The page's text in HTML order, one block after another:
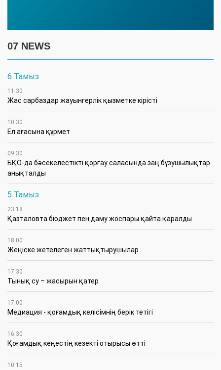
07 NEWS
6 Тамыз
11:30
Жас сарбаздар жауынгерлік қызметке кірісті
10:30
Ел ағасына құрмет
09:30
БҚО-да бәсекелестікті қорғау саласында заң бұзушылықтар
анықталды
5 Тамыз
23:18
Қазталовта бюджет пен даму жоспары қайта қаралды
18:00
Жеңіске жетелеген жаттықтырушылар
17:30
Тынық су – жасырын қатер
17:00
Медиация - қоғамдық келісімнің берік тетігі
16:30
Қоғамдық кеңестің кезекті отырысы өтті
10:15